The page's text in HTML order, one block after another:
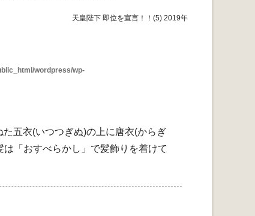
天皇陛下 即位を宣言！！(5) 2019年
wordpress/wp-
五衣(いつつぎぬ)の上に唐衣(からぎ
「おすべらかし」で髪飾りを着けて